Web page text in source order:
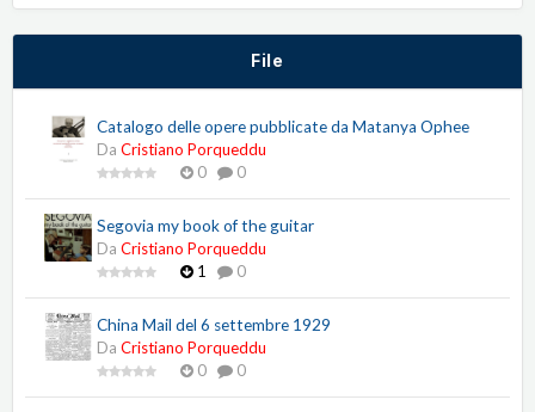
File
Catalogo delle opere pubblicate da Matanya Ophee
Da Cristiano Porqueddu
0
0
Segovia my book of the guitar
Da Cristiano Porqueddu
1
0
China Mail del 6 settembre 1929
Da Cristiano Porqueddu
0
0